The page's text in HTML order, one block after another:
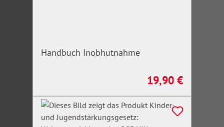
Handbuch Inobhutnahme
Regulärer Preis:
19,90 €